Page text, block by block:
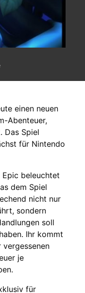
einen neuen
Abenteuer,
Das Spiel
für Nintendo
Epic beleuchtet
dem Spiel
nicht nur
sondern
soll
Ihr kommt
vergessenen
je
für